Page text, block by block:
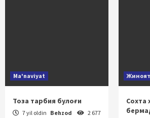
Ma'naviyat
Тоза тарбия булоғи
7 yil oldin Behzod 2 677
Сохта